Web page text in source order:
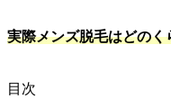
実際メンズ脱毛はどの
目次